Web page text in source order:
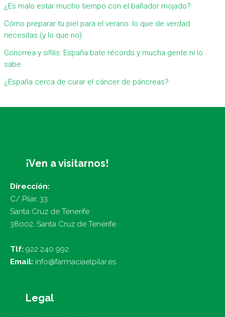
o
r
:
¿Es malo estar mucho tiempo con el bañador mojado?
Cómo preparar tu piel para el verano: lo que de verdad
necesitas (y lo que no)
Gonorrea y sífilis: España bate récords y mucha gente ni lo
sabe
¿España cerca de curar el cáncer de páncreas?
¡Ven a visitarnos!
Dirección:
C/ Pilar, 33
Santa Cruz de Tenerife
38002, Santa Cruz de Tenerife
Tlf: 922 240 992
Email: info@farmaciaelpilar.es
Legal